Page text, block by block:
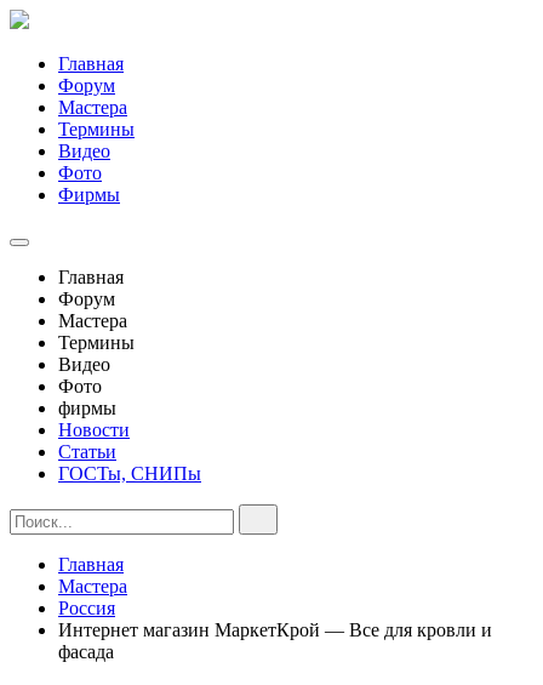
Главная
Форум
Мастера
Термины
Видео
Фото
Фирмы
Главная
Форум
Мастера
Термины
Видео
Фото
фирмы
Новости
Статьи
ГОСТы, СНИПы
Главная
Мастера
Россия
Интернет магазин МаркетКрой — Все для кровли и
фасада